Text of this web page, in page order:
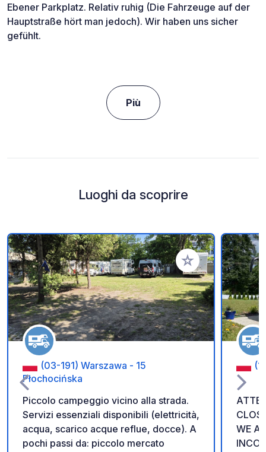
Ebener Parkplatz. Relativ ruhig (Die Fahrzeuge auf der
Hauptstraße hört man jedoch). Wir haben uns sicher
gefühlt.
Più
Luoghi da scoprire
Aggiungi ai tuoi
(03-191) Warszawa - 15
Płochocińska
Piccolo campeggio vicino alla strada.
Servizi essenziali disponibili (elettricità,
acqua, scarico acque reflue, docce). A
pochi passi da: piccolo mercato
WE